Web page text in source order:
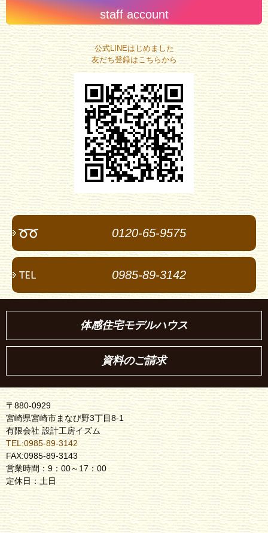
staff account
公式LINEはじめました
友だち登録はこちらから
0120-65-9575
0985-89-3142
体感住宅モデルハウス
資料のご請求
〒880-0929
宮崎県宮崎市まなび野3丁目8-1
有限会社 設計工房イズム
TEL:0985-89-3142
FAX:0985-89-3143
営業時間：9：00～17：00
定休日：土日